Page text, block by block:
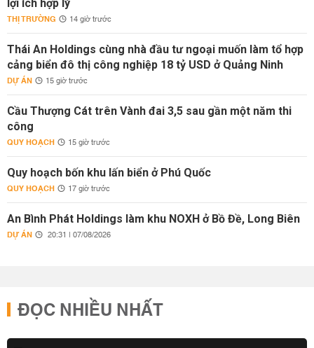
lợi ích hợp lý
THỊ TRƯỜNG 14 giờ trước
Thái An Holdings cùng nhà đầu tư ngoại muốn làm tổ hợp
cảng biển đô thị công nghiệp 18 tỷ USD ở Quảng Ninh
DỰ ÁN 15 giờ trước
Cầu Thượng Cát trên Vành đai 3,5 sau gần một năm thi
công
QUY HOẠCH 15 giờ trước
Quy hoạch bốn khu lấn biển ở Phú Quốc
QUY HOẠCH 17 giờ trước
An Bình Phát Holdings làm khu NOXH ở Bồ Đề, Long Biên
DỰ ÁN 20:31 | 07/08/2026
ĐỌC NHIỀU NHẤT